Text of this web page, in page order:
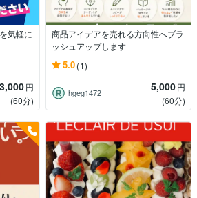
気軽に
3,000円
(60分)
商品アイデアを売れる方向性へブラ
ッシュアップします
5.0(1)
hgeg1472 5,000円
(60分)